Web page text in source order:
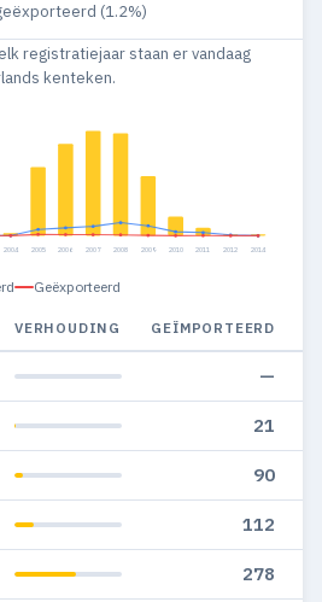
(1.2%)
registratiejaar staan er vandaag
kenteken.
2004 2005 2006 2007 2008 2009 2010 2011 2012 2014
Geëxporteerd
VERHOUDING GEÏMPORTEERD
—
21
90
112
278